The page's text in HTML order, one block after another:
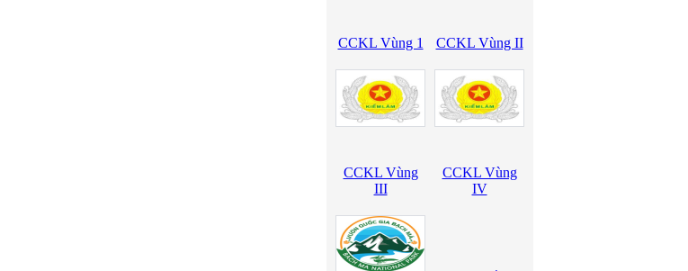
CCKL Vùng 1 CCKL Vùng II
CCKL Vùng
III
CCKL Vùng
IV